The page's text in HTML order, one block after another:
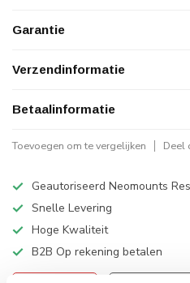
Garantie
Verzendinformatie
Betaalinformatie
Toevoegen om te vergelijken Deel
Geautoriseerd Neomounts
Snelle Levering
Hoge Kwaliteit
B2B Op rekening betalen